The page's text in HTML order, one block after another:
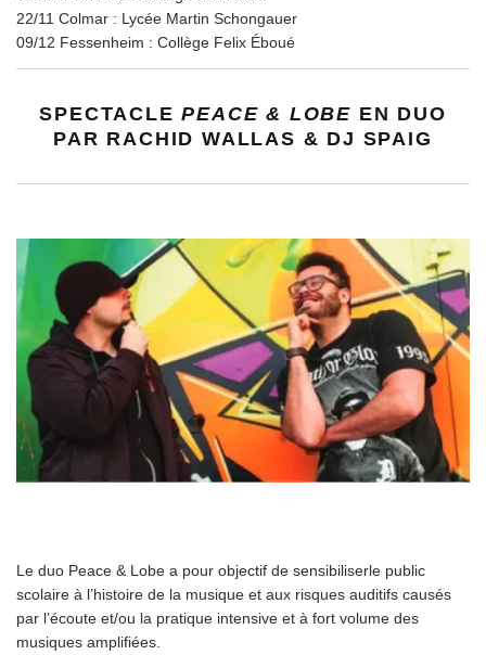
22/11 Colmar : Lycée Martin Schongauer
09/12 Fessenheim : Collège Felix Éboué
SPECTACLEPEACE & LOBE EN DUO
PAR RACHID WALLAS & DJ SPAIG
Le duo Peace & Lobe a pour objectif de sensibiliserle public
scolaire à l’histoire de la musique et aux risques auditifs causés
par l’écoute et/ou la pratique intensive et à fort volume des
musiques amplifiées.